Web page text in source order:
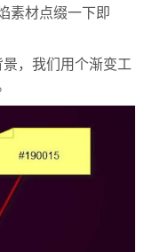
素材点缀一下即
，我们用个渐变工